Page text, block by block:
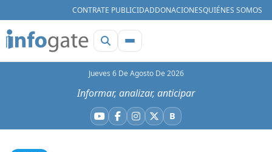
CONTRATE PUBLICIDADDONACIONESQUIÉNES SOMOS
Jueves 6 De Agosto De 2026
Informar, analizar, anticipar
YouTube
Facebook
Instagram
X BBluesky